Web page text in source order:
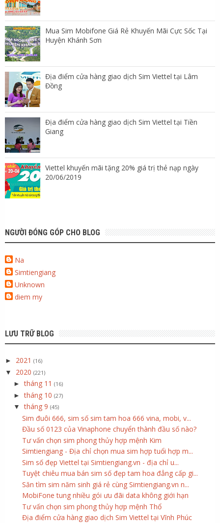
Mua Sim Mobifone Giá Rẻ Khuyến Mãi Cực Sốc Tại
Huyện Khánh Sơn
Địa điểm cửa hàng giao dịch Sim Viettel tại Lâm
Đồng
Địa điểm cửa hàng giao dịch Sim Viettel tại Tiền
Giang
Viettel khuyến mãi tặng 20% giá trị thẻ nạp ngày
20/06/2019
NGƯỜI ĐÓNG GÓP CHO BLOG
Na
Simtiengiang
Unknown
diem my
LƯU TRỮ BLOG
► 2021 (16)
▼ 2020 (221)
►tháng 11 (16)
►tháng 10 (27)
▼tháng 9 (45)
Sim đuôi 666, sim số sim tam hoa 666 vina, mobi, v...
Đầu số 0123 của Vinaphone chuyển thành đầu số nào?
Tư vấn chọn sim phong thủy hợp mệnh Kim
Simtiengiang - Địa chỉ chọn mua sim hợp tuổi hợp m...
Sim số đẹp Viettel tại Simtiengiang.vn - địa chỉ u...
Tuyệt chiêu mua bán sim số đẹp tam hoa đẳng cấp gi...
Săn tìm sim năm sinh giá rẻ cùng Simtiengiang.vn n...
MobiFone tung nhiều gói ưu đãi data không giới hạn
Tư vấn chọn sim phong thủy hợp mệnh Thổ
Địa điểm cửa hàng giao dịch Sim Viettel tại Vĩnh Phúc